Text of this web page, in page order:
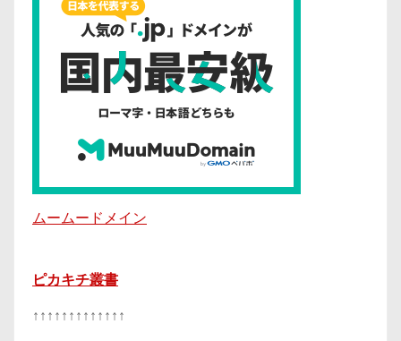
ムームードメイン
ピカキチ叢書
↑↑↑↑↑↑↑↑↑↑↑↑↑